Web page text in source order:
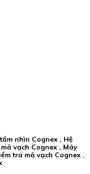
nhìn Cognex , Hệ
vạch Cognex , Máy
tra mã vạch Cognex ,